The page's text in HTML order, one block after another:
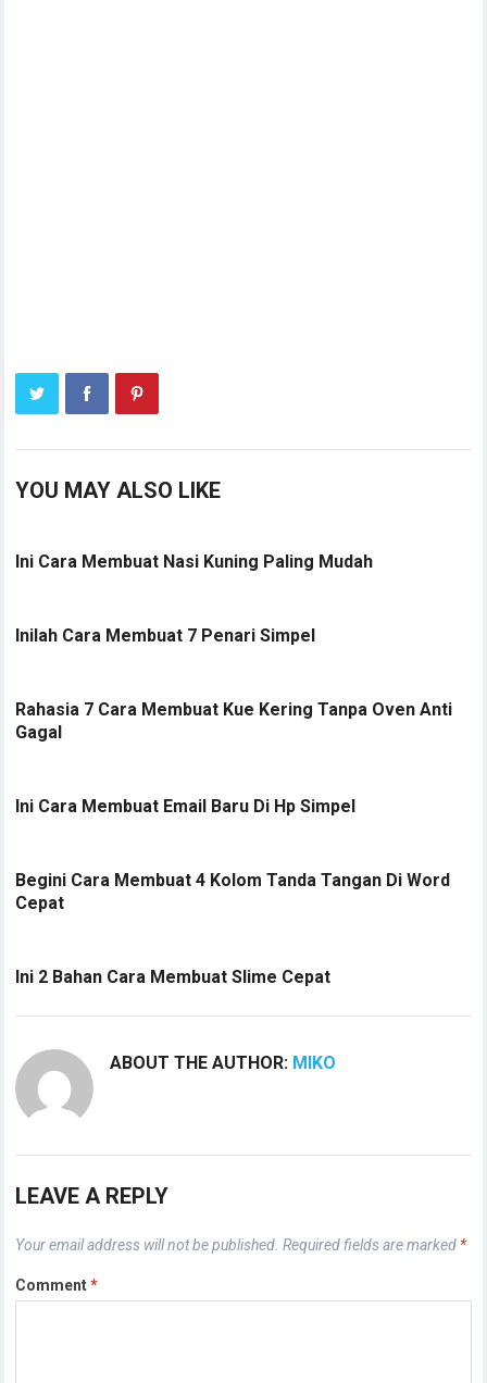
YOU MAY ALSO LIKE
Ini Cara Membuat Nasi Kuning Paling Mudah
Inilah Cara Membuat 7 Penari Simpel
Rahasia 7 Cara Membuat Kue Kering Tanpa Oven Anti
Gagal
Ini Cara Membuat Email Baru Di Hp Simpel
Begini Cara Membuat 4 Kolom Tanda Tangan Di Word
Cepat
Ini 2 Bahan Cara Membuat Slime Cepat
ABOUT THE AUTHOR: MIKO
LEAVE A REPLY
Your email address will not be published. Required fields are marked *
Comment*